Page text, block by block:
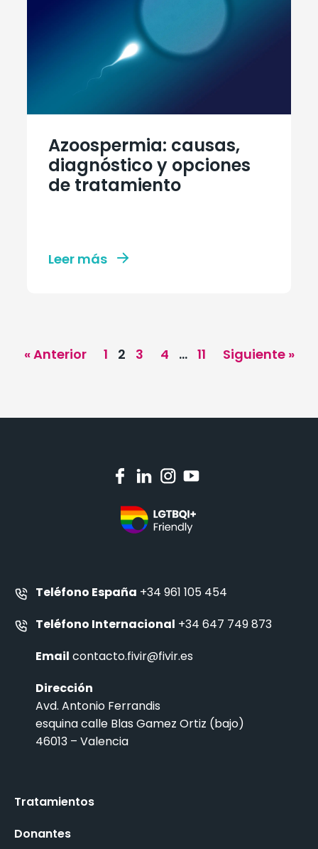
Azoospermia: causas,
diagnóstico y opciones
de tratamiento
Leer más
« Anterior 1 2 3 4 … 11 Siguiente »
Teléfono España +34 961 105 454
Teléfono Internacional +34 647 749 873
Email contacto.fivir@fivir.es
Dirección
Avd. Antonio Ferrandis
esquina calle Blas Gamez Ortiz (bajo)
46013 – Valencia
Tratamientos
Donantes